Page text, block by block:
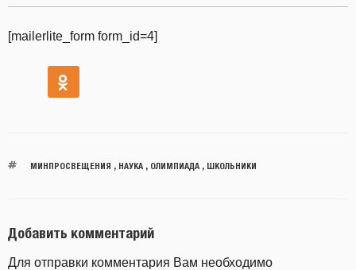
[mailerlite_form form_id=4]
МИНПРОСВЕЩЕНИЯ , НАУКА, ОЛИМПИАДА, ШКОЛЬНИКИ
Добавить комментарий
Для отправки комментария Вам необходимо